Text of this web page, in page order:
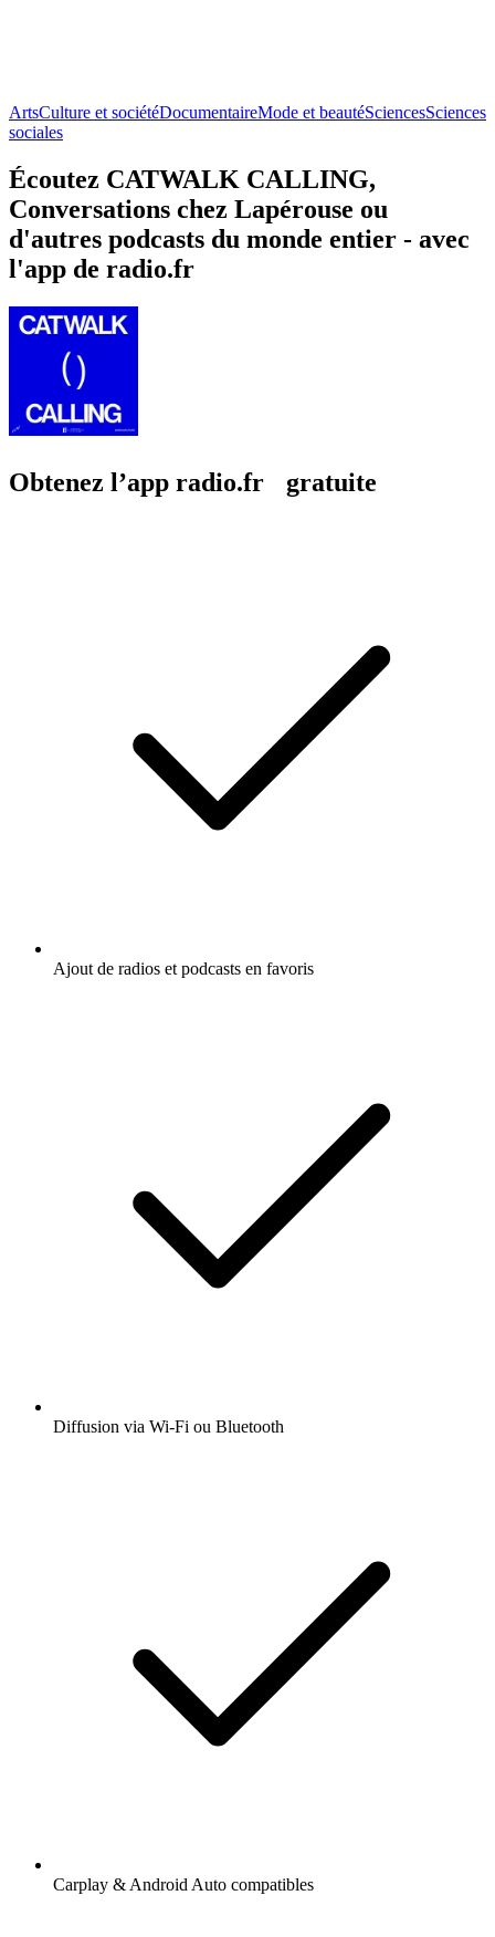
ArtsCulture et sociétéDocumentaireMode et beautéSciencesSciences
sociales
Écoutez CATWALK CALLING,
Conversations chez Lapérouse ou
d'autres podcasts du monde entier - avec
l'app de radio.fr
Obtenez l’app radio.fr gratuite
Ajout de radios et podcasts en favoris
Diffusion via Wi-Fi ou Bluetooth
Carplay & Android Auto compatibles